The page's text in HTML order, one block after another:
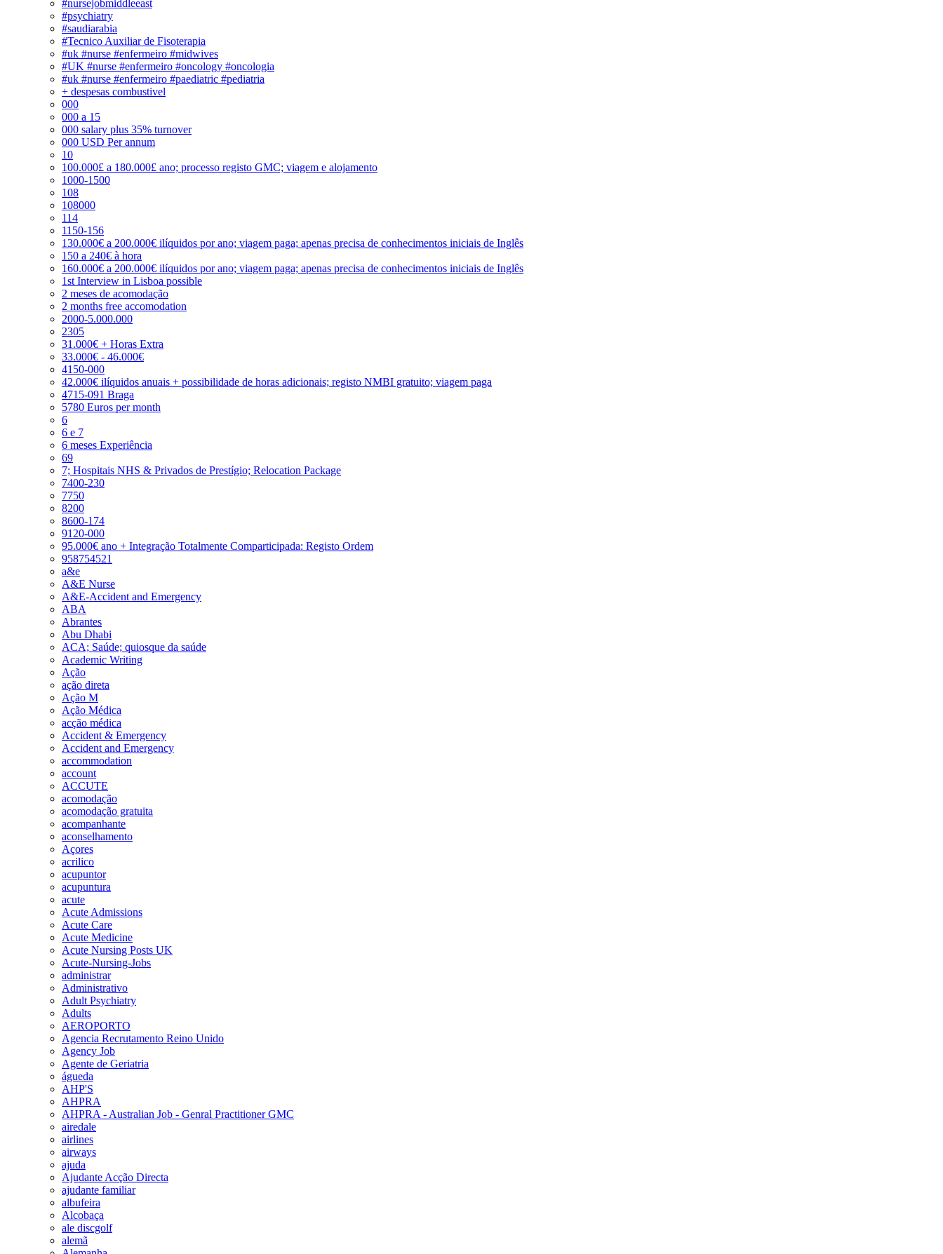
#nursejobmiddleeast
#psychiatry
#saudiarabia
#Tecnico Auxiliar de Fisoterapia
#uk #nurse #enfermeiro #midwives
#UK #nurse #enfermeiro #oncology #oncologia
#uk #nurse #enfermeiro #paediatric #pediatria
+ despesas combustivel
000
000 a 15
000 salary plus 35% turnover
000 USD Per annum
10
100.000£ a 180.000£ ano; processo registo GMC; viagem e alojamento
1000-1500
108
108000
114
1150-156
130.000€ a 200.000€ ilíquidos por ano; viagem paga; apenas precisa de conhecimentos iniciais de Inglês
150 a 240€ à hora
160.000€ a 200.000€ ilíquidos por ano; viagem paga; apenas precisa de conhecimentos iniciais de Inglês
1st Interview in Lisboa possible
2 meses de acomodação
2 months free accomodation
2000-5.000.000
2305
31.000€ + Horas Extra
33.000€ - 46.000€
4150-000
42.000€ ilíquidos anuais + possibilidade de horas adicionais; registo NMBI gratuito; viagem paga
4715-091 Braga
5780 Euros per month
6
6 e 7
6 meses Experiência
69
7; Hospitais NHS & Privados de Prestígio; Relocation Package
7400-230
7750
8200
8600-174
9120-000
95.000€ ano + Integração Totalmente Comparticipada: Registo Ordem
958754521
a&e
A&E Nurse
A&E-Accident and Emergency
ABA
Abrantes
Abu Dhabi
ACA; Saúde; quiosque da saúde
Academic Writing
Ação
ação direta
Ação M
Ação Médica
acção médica
Accident & Emergency
Accident and Emergency
accommodation
account
ACCUTE
acomodação
acomodação gratuita
acompanhante
aconselhamento
Açores
acrilico
acupuntor
acupuntura
acute
Acute Admissions
Acute Care
Acute Medicine
Acute Nursing Posts UK
Acute-Nursing-Jobs
administrar
Administrativo
Adult Psychiatry
Adults
AEROPORTO
Agencia Recrutamento Reino Unido
Agency Job
Agente de Geriatria
águeda
AHP'S
AHPRA
AHPRA - Australian Job - Genral Practitioner GMC
airedale
airlines
airways
ajuda
Ajudante Acção Directa
ajudante familiar
albufeira
Alcobaça
ale discgolf
alemã